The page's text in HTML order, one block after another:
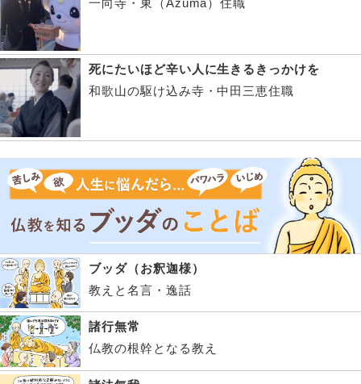
一向寺・東（Azuma）住職
死にたいほど辛い人に生きるきっかけを
和歌山の駆け込み寺・中田三恵住職
ブッダ（お釈迦様）
教えと名言・逸話
諸行無常
仏教の根幹となる教え